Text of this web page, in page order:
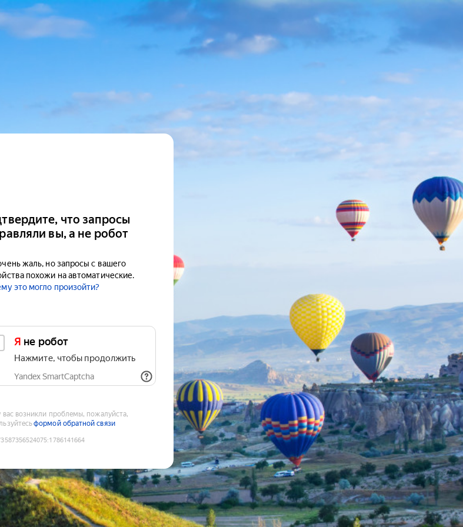
что запросы
вы, а не робот
жаль, но запросы с вашего
похожи на автоматические.
это могло произойти?
Я не робот
Нажмите, чтобы продолжить
Yandex SmartCaptcha
вас возникли проблемы, пожалуйста,
формой обратной связи
:1786141664